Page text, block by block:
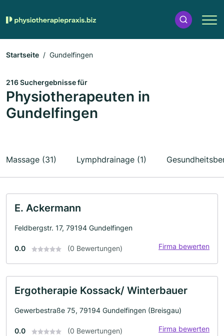
Startseite Gundelfingen
216 Suchergebnisse für
Physiotherapeuten in
Gundelfingen
Massage (31) Lymphdrainage (1)
E. Ackermann
Feldbergstr. 17, 79194 Gundelfingen
0.0 (0 Bewertungen) Firma bewerten
Ergotherapie Kossack/ Winterbauer
Gewerbestraße 75, 79194 Gundelfingen (Breisgau)
0.0 (0 Bewertungen) Firma bewerten